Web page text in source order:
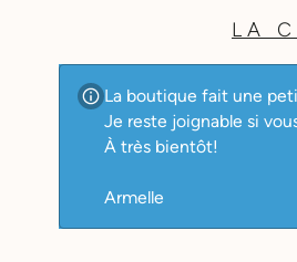
LA
La boutique fait une
Je reste joignable si
À très bientôt!
Armelle